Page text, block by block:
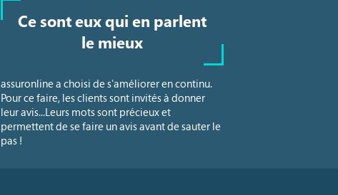
Ce sont eux qui en parlent
le mieux
assuronline a choisi de s'améliorer en continu.
Pour ce faire, les clients sont invités à donner
leur avis...Leurs mots sont précieux et
permettent de se faire un avis avant de sauter le
pas !